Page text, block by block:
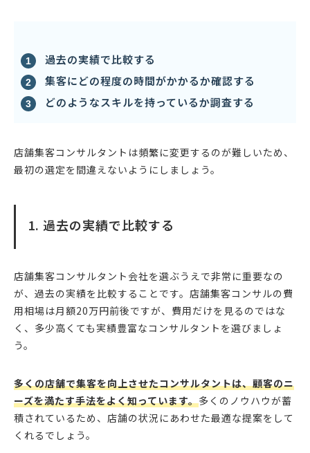
過去の実績で比較する
集客にどの程度の時間がかかるか確認する
どのようなスキルを持っているか調査する
店舗集客コンサルタントは頻繁に変更するのが難しいため、
最初の選定を間違えないようにしましょう。
1. 過去の実績で比較する
店舗集客コンサルタント会社を選ぶうえで非常に重要なの
が、過去の実績を比較することです。店舗集客コンサルの費
用相場は月額20万円前後ですが、費用だけを見るのではな
く、多少高くても実績豊富なコンサルタントを選びましょ
う。
多くの店舗で集客を向上させたコンサルタントは、顧客のニ
ーズを満たす手法をよく知っています。多くのノウハウが蓄
積されているため、店舗の状況にあわせた最適な提案をして
くれるでしょう。